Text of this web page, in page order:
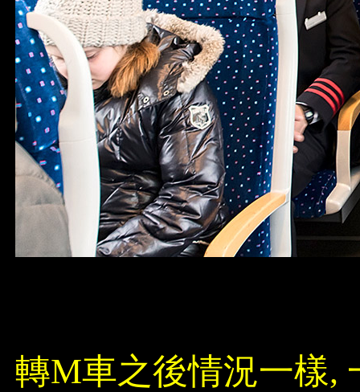
轉M車之後情況一樣,